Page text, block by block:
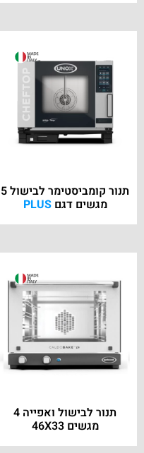
תנור קומביסטימר לבישול 5
מגשים דגםPLUS
תנור לבישול ואפייה 4
מגשים 46X33